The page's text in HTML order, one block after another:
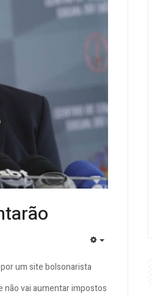
um site bolsonarista
não vai aumentar impostos